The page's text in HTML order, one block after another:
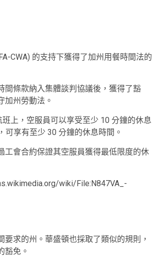
CWA) 的支持下獲得了加州用餐時間法的
間條款納入集體談判協議後，獲得了豁
加州勞動法。
上，空服員可以享受至少 10 分鐘的休息
可享有至少 30 分鐘的休息時間。
會合約保證其空服員獲得最低限度的休
wiki/File:N847VA_-
求的州。華盛頓也採取了類似的規則，
豁免。